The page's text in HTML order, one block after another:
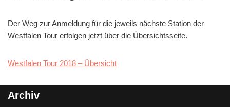
Der Weg zur Anmeldung für die jeweils nächste Station der
Westfalen Tour erfolgen jetzt über die Übersichtsseite.
Westfalen Tour 2018 – Übersicht
Archiv